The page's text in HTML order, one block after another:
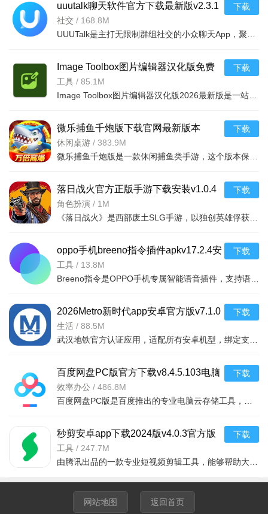
uuutalk聊天软件官方下载最新版v2.3.1
最新版
社交 / 168.8M
下载
Image Toolbox图片编辑器汉化版免费
下载2026最新版v4.1.0安卓版
工具 / 85.1M
下载
微乐捕鱼千炮版下载官网最新版本
v10.3.45.4.0安卓版
休闲桌游 / 383.9M
下载
落日战火官方正版手游下载安装v1.0.4
安卓版
角色扮演 / 1M
下载
oppo手机breeno指令插件apkv17.2.4安
卓版
工具 / 13.8M
下载
2026Metro新时代app安卓官方版v7.1.0
安卓最新版
生活 / 88.5M
下载
百度网盘PC版官方下载v8.4.5.103电脑
云存储软件
效率办公 / 486.8M
下载
秒剪安卓app下载2024版v4.0.3官方版
工具 / 247.7M
下载
网站地图 返回首页